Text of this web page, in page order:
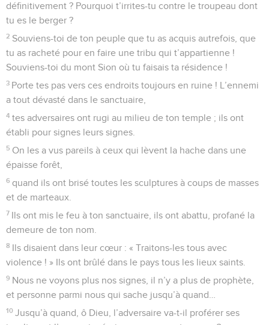
définitivement ? Pourquoi t’irrites-tu contre le troupeau dont
tu es le berger ?
2 Souviens-toi de ton peuple que tu as acquis autrefois, que
tu as racheté pour en faire une tribu qui t’appartienne !
Souviens-toi du mont Sion où tu faisais ta résidence !
3 Porte tes pas vers ces endroits toujours en ruine ! L’ennemi
a tout dévasté dans le sanctuaire,
4 tes adversaires ont rugi au milieu de ton temple ; ils ont
établi pour signes leurs signes.
5 On les a vus pareils à ceux qui lèvent la hache dans une
épaisse forêt,
6 quand ils ont brisé toutes les sculptures à coups de masses
et de marteaux.
7 Ils ont mis le feu à ton sanctuaire, ils ont abattu, profané la
demeure de ton nom.
8 Ils disaient dans leur cœur : « Traitons-les tous avec
violence ! » Ils ont brûlé dans le pays tous les lieux saints.
9 Nous ne voyons plus nos signes, il n’y a plus de prophète,
et personne parmi nous qui sache jusqu’à quand…
10 Jusqu’à quand, ô Dieu, l’adversaire va-t-il proférer ses